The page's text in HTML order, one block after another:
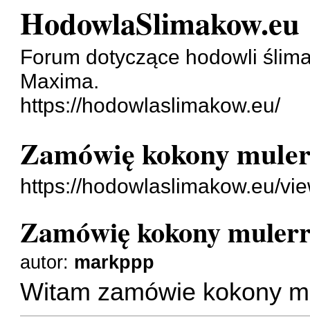
HodowlaSlimakow.eu
Forum dotyczące hodowli
Maxima.
https://hodowlaslimakow.eu/
Zamówię kokony
https://hodowlaslimakow.eu/
Zamówię kokony
autor: markppp
Witam zamówie kokony